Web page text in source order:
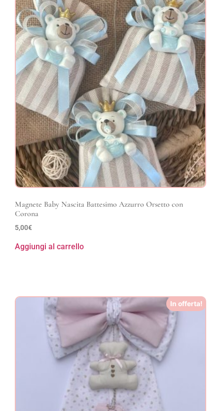
Magnete Baby Nascita Battesimo Azzurro Orsetto con
Corona
5,00€
Aggiungi al carrello
In offerta!